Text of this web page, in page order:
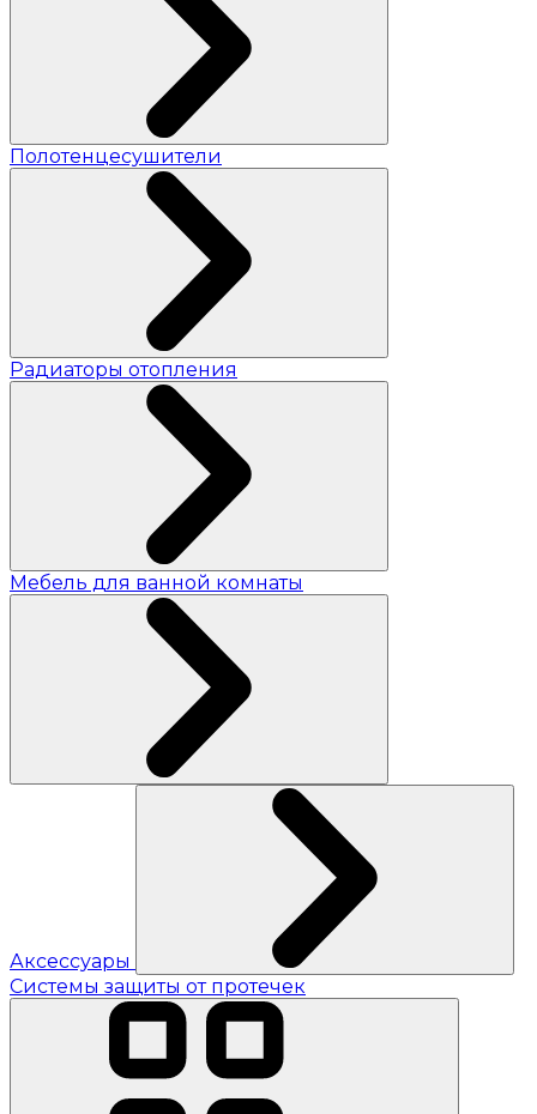
Полотенцесушители
Радиаторы отопления
Мебель для ванной комнаты
Аксессуары
Системы защиты от протечек